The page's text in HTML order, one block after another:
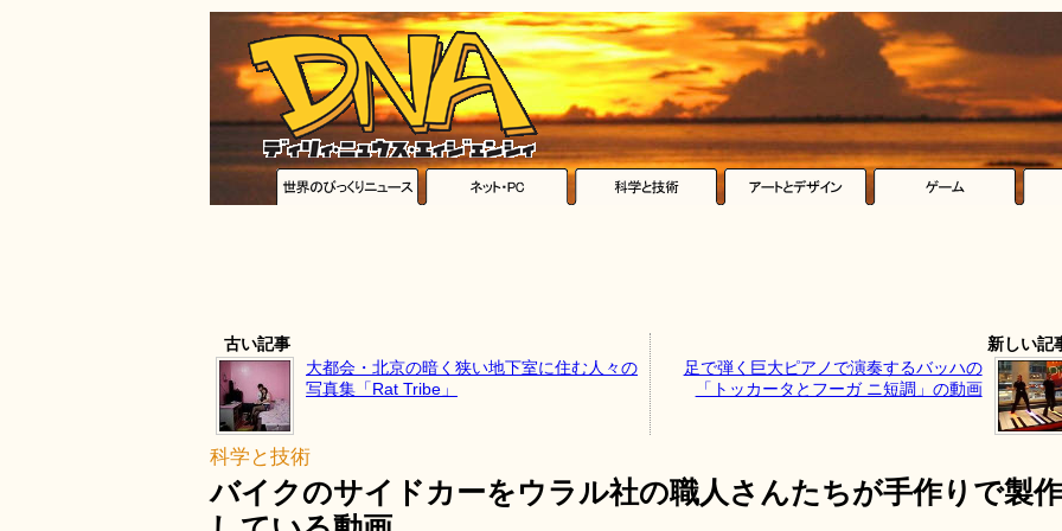
古い記事
大都会・北京の暗く狭い地下室に住む人々の
写真集「Rat Tribe」
新しい記
足で弾く巨大ピアノで演奏するバッハの
「トッカータとフーガ ニ短調」の動画
科学と技術
バイクのサイドカーをウラル社の職人さんたちが手作りで製作